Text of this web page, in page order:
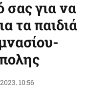
σας για να
τα παιδιά
10:56